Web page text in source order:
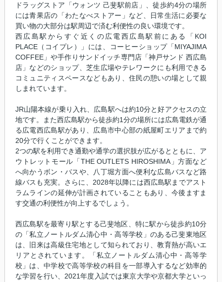
ドラッグストア「ウォンツ 己斐駅前店」、徒歩約4分の場所
には青果店の「わたなべストアー」など、日常生活に必要な
買い物の大部分は駅周辺で済む利便性の良い環境です。
西広島駅からすぐ近くの広電西広島駅前にある「KOI
PLACE（コイプレ）」には、コーヒーショップ「MIYAJIMA
COFFEE」や手作りサンドイッチ専門店「神戸サンド 西広島
店」などのショップ、芝生広場やテレワークにも利用できる
コミュニティスペースなどもあり、住民の憩いの場として親
しまれています。
JR山陽本線が乗り入れ、広島駅へは約10分と好アクセスの立
地です。また西広島駅から徒歩約1分の場所には広島電鉄が通
る広電西広島駅があり、広島市中心部の紙屋町エリアまで約
20分で行くことができます。
2つの駅を利用でき通勤や通学の選択肢が広がるとともに、ア
ウトレットモール「THE OUTLETS HIROSHIMA」方面など
へ向かうボン・バスや、八丁堀方面へ便利な広島バスなど路
線バスも充実。さらに、2028年以降には西広島駅までアスト
ラムラインの延伸が計画されていることもあり、今後ますま
す交通の利便性が向上するでしょう。
西広島駅を最寄り駅とする己斐地区、特に駅から徒歩約10分
の「私立ノートルダム清心中・高等学校」のある己斐東地区
は、旧来は高級住宅地として知られており、教育熱が高いエ
リアとされています。「私立ノートルダム清心中・高等学
校」は、中学校で高等学校の科目を一部導入するなど効率的
な学習を行い、2021年度入試では東京大学や京都大学といっ